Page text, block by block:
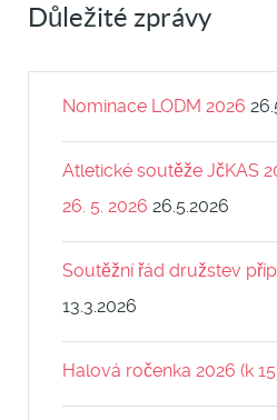
Důležité zprávy
Nominace LODM 2026
Atletické soutěže JčKAS
26. 5. 2026 26.5.2026
Soutěžní řád družstev
13.3.2026
Halová ročenka 2026 (k